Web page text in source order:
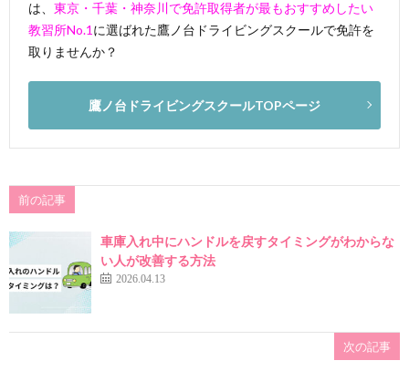
は、 東京・千葉・神奈川で免許取得者が最もおすすめしたい
教習所No.1 に選ばれた鷹ノ台ドライビングスクールで免許を
取りませんか？
鷹ノ台ドライビングスクールTOPページ
前の記事
車庫入れ中にハンドルを戻すタイミングがわからな
い人が改善する方法
2026.04.13
次の記事